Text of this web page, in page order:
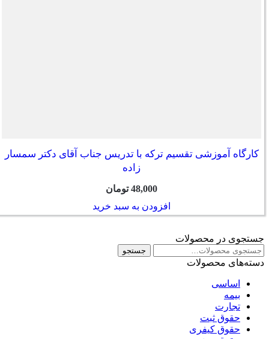
کارگاه آموزشی تقسیم ترکه با تدریس جناب آقای دکتر سمسار
زاده
48,000 تومان
افزودن به سبد خرید
جستجوی در محصولات
جستجو
برای:
جستجو
دسته‌های محصولات
اساسی
بیمه
تجارت
حقوق ثبت
حقوق کیفری